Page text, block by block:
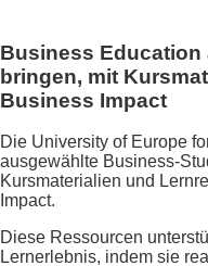
Business Education
bringen, mit
Business Impact
Die University of Europe
ausgewählte Business-
Kursmaterialien und
Impact.
Diese Ressourcen
Lernerlebnis, indem sie